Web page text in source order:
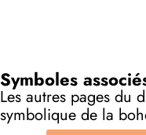
Symboles
Les autres pages du
symbolique de la